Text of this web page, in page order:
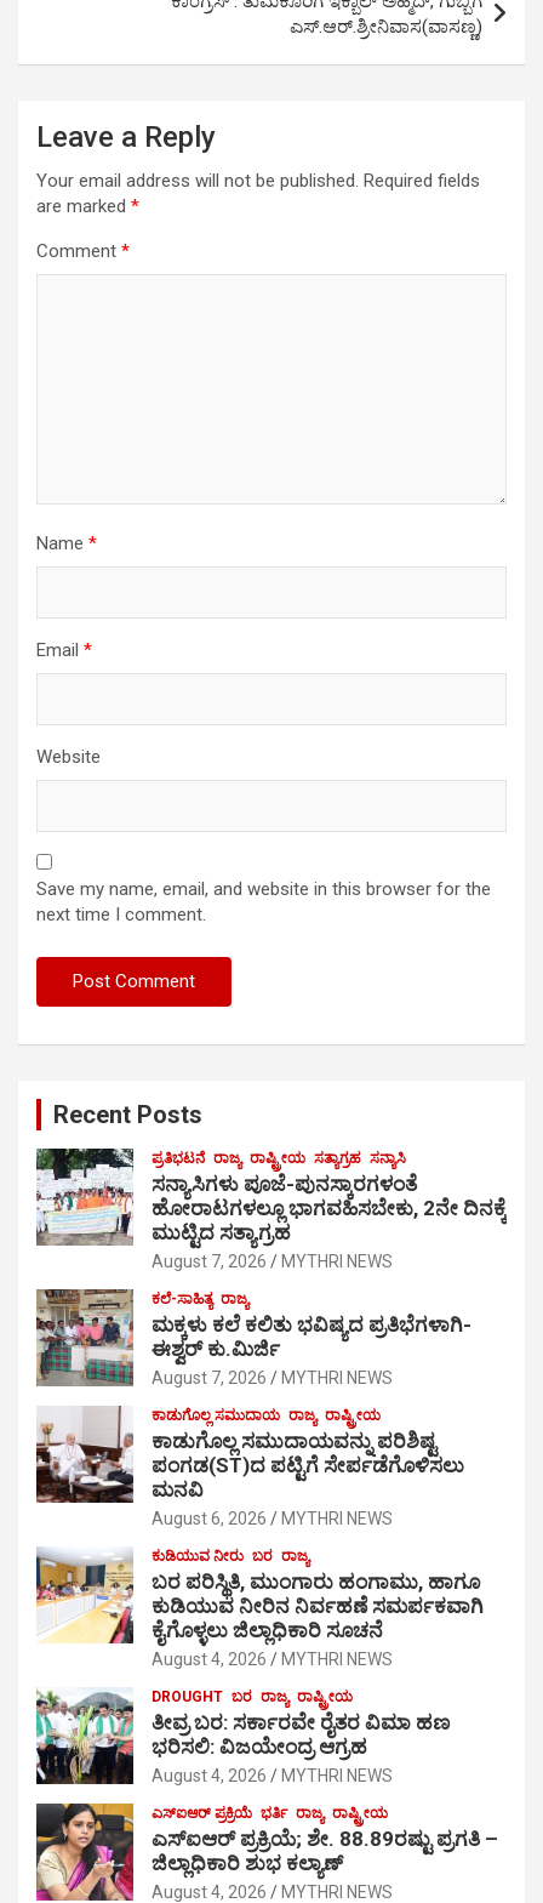
ಎಸ್.ಆರ್.ಶ್ರೀನಿವಾಸ(ವಾಸಣ್ಣ)
Leave a Reply
Your email address will not be published. Required fields
are marked *
Comment *
Name *
Email *
Website
Save my name, email, and website in this browser for the
next time I comment.
Recent Posts
ಪ್ರತಿಭಟನೆ ರಾಜ್ಯ ರಾಷ್ಟ್ರೀಯ ಸತ್ಯಾಗ್ರಹ ಸನ್ಯಾಸಿ
ಸನ್ಯಾಸಿಗಳು ಪೂಜೆ-ಪುನಸ್ಕಾರಗಳಂತೆ
ಹೋರಾಟಗಳಲ್ಲೂ ಭಾಗವಹಿಸಬೇಕು, 2ನೇ ದಿನಕ್ಕೆ
ಮುಟ್ಟಿದ ಸತ್ಯಾಗ್ರಹ
August 7, 2026 MYTHRI NEWS
ಕಲೆ-ಸಾಹಿತ್ಯ ರಾಜ್ಯ
ಮಕ್ಕಳು ಕಲೆ ಕಲಿತು ಭವಿಷ್ಯದ ಪ್ರತಿಭೆಗಳಾಗಿ-
ಈಶ್ವರ್ ಕು.ಮಿರ್ಜಿ
August 7, 2026 MYTHRI NEWS
ಕಾಡುಗೊಲ್ಲ ಸಮುದಾಯ ರಾಜ್ಯ ರಾಷ್ಟ್ರೀಯ
ಕಾಡುಗೊಲ್ಲ ಸಮುದಾಯವನ್ನು ಪರಿಶಿಷ್ಟ
ಪಂಗಡ(ST)ದ ಪಟ್ಟಿಗೆ ಸೇರ್ಪಡೆಗೊಳಿಸಲು
ಮನವಿ
August 6, 2026 MYTHRI NEWS
ಕುಡಿಯುವ ನೀರು ಬರ ರಾಜ್ಯ
ಬರ ಪರಿಸ್ಥಿತಿ, ಮುಂಗಾರು ಹಂಗಾಮು, ಹಾಗೂ
ಕುಡಿಯುವ ನೀರಿನ ನಿರ್ವಹಣೆ ಸಮರ್ಪಕವಾಗಿ
ಕೈಗೊಳ್ಳಲು ಜಿಲ್ಲಾಧಿಕಾರಿ ಸೂಚನೆ
August 4, 2026 MYTHRI NEWS
DROUGHT ಬರ ರಾಜ್ಯ ರಾಷ್ಟ್ರೀಯ
ತೀವ್ರ ಬರ: ಸರ್ಕಾರವೇ ರೈತರ ವಿಮಾ ಹಣ
ಭರಿಸಲಿ: ವಿಜಯೇಂದ್ರ ಆಗ್ರಹ
August 4, 2026 MYTHRI NEWS
ಎಸ್‍ಐಆರ್ ಪ್ರಕ್ರಿಯೆ ಭರ್ತಿ ರಾಜ್ಯ ರಾಷ್ಟ್ರೀಯ
ಎಸ್‍ಐಆರ್ ಪ್ರಕ್ರಿಯೆ; ಶೇ. 88.89ರಷ್ಟು ಪ್ರಗತಿ –
ಜಿಲ್ಲಾಧಿಕಾರಿ ಶುಭ ಕಲ್ಯಾಣ್
August 4, 2026 MYTHRI NEWS